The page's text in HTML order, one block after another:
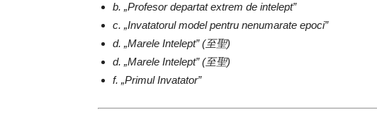
b. „Profesor departat extrem de intelept”
c. „Invatatorul model pentru nenumarate epoci”
d. „Marele Intelept” (至聖)
d. „Marele Intelept” (至聖)
f. „Primul Invatator”